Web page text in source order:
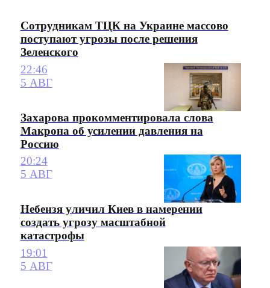
Сотрудникам ТЦК на Украине массово
поступают угрозы после решения
Зеленского
22:46
5 АВГ
Захарова прокомментировала слова
Макрона об усилении давления на
Россию
20:24
5 АВГ
Небензя уличил Киев в намерении
создать угрозу масштабной
катастрофы
19:01
5 АВГ